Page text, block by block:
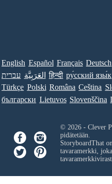
English Español Français Deutsch
עברית العَرَبِيَّة हिन्दी ру́сский язы́к
Türkçe Polski Româna Ceština
български Lietuvos Slovenščina
© 2026 - Clever
pidätetään.
StoryboardThat
tavaramerkki,